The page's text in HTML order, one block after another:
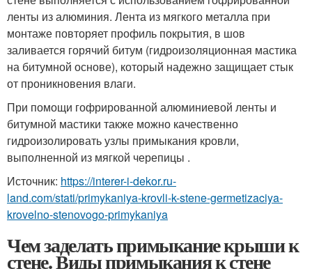
ленты из алюминия. Лента из мягкого металла при
монтаже повторяет профиль покрытия, в шов
заливается горячий битум (гидроизоляционная мастика
на битумной основе), который надежно защищает стык
от проникновения влаги.
При помощи гофрированной алюминиевой ленты и
битумной мастики также можно качественно
гидроизолировать узлы примыкания кровли,
выполненной из мягкой черепицы .
Источник: https://interer-i-dekor.ru-
land.com/stati/primykaniya-krovli-k-stene-germetizaciya-
krovelno-stenovogo-primykaniya
Чем заделать примыкание крыши к
стене. Виды примыкания к стене